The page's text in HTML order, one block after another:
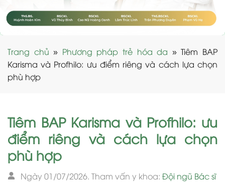
Trang chủ » Phương pháp trẻ hóa da »Tiêm BAP
Karisma và Profhilo: ưu điểm riêng và cách lựa chọn
phù hợp
Tiêm BAP Karisma và Profhilo: ưu
điểm riêng và cách lựa chọn
phù hợp
Ngày 01/07/2026. Tham vấn y khoa: Đội ngũ Bác sĩ